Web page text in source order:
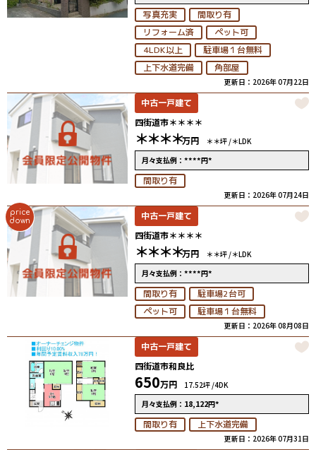
写真充実
間取り有
リフォーム済
ペット可
4LDK以上
駐車場１台無料
上下水道完備
角部屋
更新日：2026年 07月22日
中古一戸建て
四街道市＊＊＊＊
＊＊＊＊万円 ＊＊坪 /＊LDK
月々支払例：****円*
間取り有
更新日：2026年 07月24日
price
down
中古一戸建て
四街道市＊＊＊＊
＊＊＊＊万円 ＊＊坪 /＊LDK
月々支払例：****円*
間取り有
駐車場2台可
ペット可
駐車場１台無料
更新日：2026年 08月08日
中古一戸建て
四街道市和良比
650万円 17.52坪 /4DK
月々支払例： 18,122円*
間取り有 上下水道完備
更新日：2026年 07月31日